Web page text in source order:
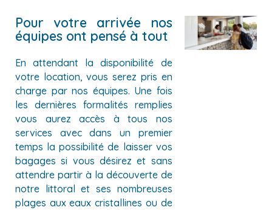
Pour votre arrivée nos
équipes ont pensé à tout
En attendant la disponibilité de
votre location, vous serez pris en
charge par nos équipes. Une fois
les dernières formalités remplies
vous aurez accès à tous nos
services avec dans un premier
temps la possibilité de laisser vos
bagages si vous désirez et sans
attendre partir à la découverte de
notre littoral et ses nombreuses
plages aux eaux cristallines ou de